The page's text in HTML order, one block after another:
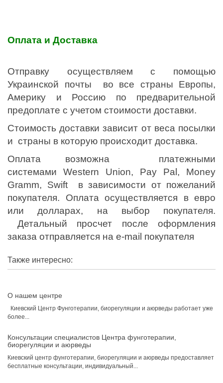
Оплата и Доставка
Отправку осуществляем с помощью
Украинской почты во все страны Европы,
Америку и Россию по предварительной
предоплате с учетом стоимости доставки.
Стоимость доставки зависит от веса посылки
и страны в которую происходит доставка.
Оплата возможна платежными
системами Western Union, Pay Pal, Money
Gramm, Swift
в зависимости от пожеланий
покупателя. Оплата осуществляется в евро
или долларах, на выбор покупателя.
Детальный просчет после оформления
заказа отправляется на e-mail покупателя
Также интересно:
О нашем центре
Киевский Центр Фунготерапии, биорегуляции и аюрведы работает уже
более...
Консультации специалистов Центра фунготерапии,
биорегуляции и аюрведы
Киевский центр фунготерапии, биорегуляции и аюрведы предоставляет
бесплатные консультации, индивидуальный...